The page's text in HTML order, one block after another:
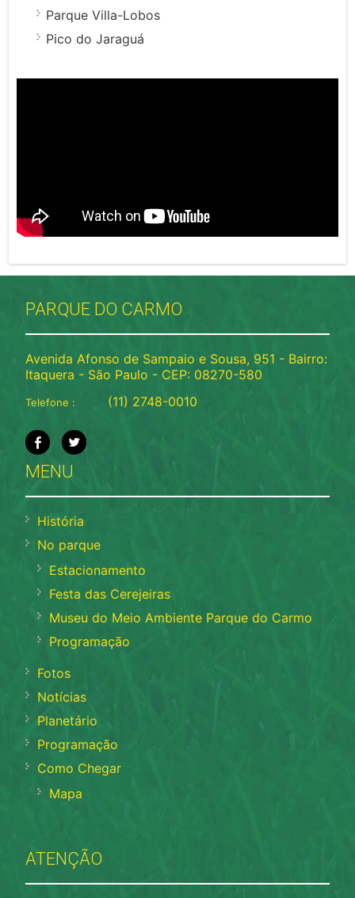
Parque Villa-Lobos
Pico do Jaraguá
PARQUE DO CARMO
Avenida Afonso de Sampaio e Sousa, 951 - Bairro:
Itaquera - São Paulo - CEP: 08270-580
Telefone : (11) 2748-0010
MENU
História
No parque
Estacionamento
Festa das Cerejeiras
Museu do Meio Ambiente Parque do Carmo
Programação
Fotos
Notícias
Planetário
Programação
Como Chegar
Mapa
ATENÇÃO